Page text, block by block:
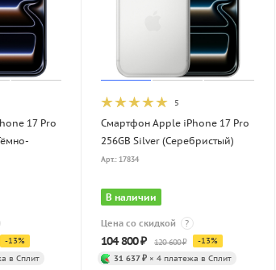
17 Pro
-13%
в Сплит
5
Смартфон Apple iPhone 17 Pro
256GB Silver (Серебристый)
Арт.: 17834
В наличии
Цена со скидкой ?
104 800₽ 120 600₽ -13%
31 637 ₽ × 4 платежа в Сплит